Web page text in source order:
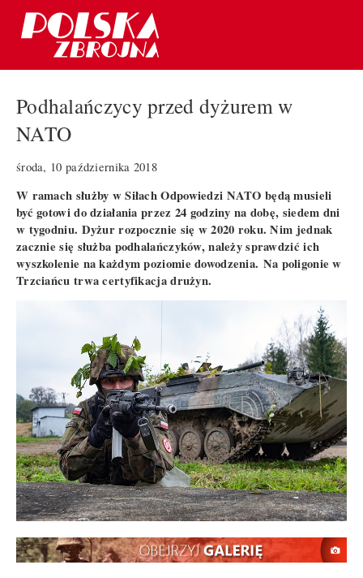
Podhalańczycy przed dyżurem w
NATO
środa, 10 października 2018
W ramach służby w Siłach Odpowiedzi NATO będą musieli
być gotowi do działania przez 24 godziny na dobę, siedem dni
w tygodniu. Dyżur rozpocznie się w 2020 roku. Nim jednak
zacznie się służba podhalańczyków, należy sprawdzić ich
wyszkolenie na każdym poziomie dowodzenia. Na poligonie w
Trzciańcu trwa certyfikacja drużyn.